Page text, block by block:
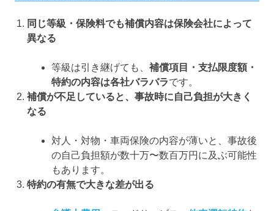
同じ等級・保険料でも補償内容は保険会社によって
異なる
等級は引き継げても、 補償項目・支払限度額・
特約の内容は各社バラバラです。
補償が不足していると、事故時に自己負担が大きく
なる
対人・対物・車両保険の内容が薄いと、事故後
の自己負担額が数十万〜数百万円に及ぶ可能性
もあります。
特約の有無で大きな差が出る